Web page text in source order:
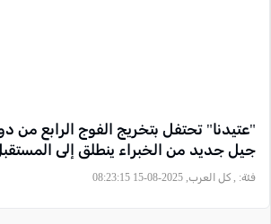
"عتيدنا" تحتفل بتخريج الفوج الرابع من
جيل جديد من الخبراء ينطلق إلى
فئة: , كل العرب, 2025-08-15 08:23:15